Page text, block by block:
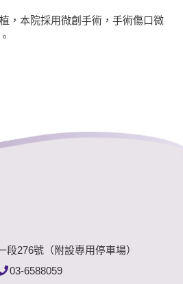
，本院採用微創手術，手術傷口微
段276號（附設專用停車場）
03-6588059